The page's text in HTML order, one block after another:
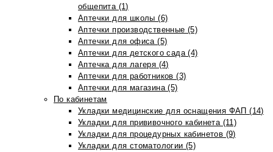
общепита (1)
Аптечки для школы (6)
Аптечки производственные (5)
Аптечки для офиса (5)
Аптечки для детского сада (4)
Аптечка для лагеря (4)
Аптечки для работников (3)
Аптечки для магазина (5)
По кабинетам
Укладки медицинские для оснащения ФАП (14)
Укладки для прививочного кабинета (11)
Укладки для процедурных кабинетов (9)
Укладки для стоматологии (5)